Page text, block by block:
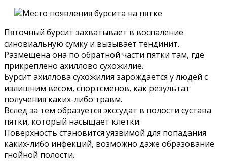
Пяточный бурсит захватывает в воспаление
синовиальную сумку и вызывает тендинит.
Размещена она по обратной части пятки там, где
прикреплено ахиллово сухожилие.
Бурсит ахиллова сухожилия зарождается у людей с
излишним весом, спортсменов, как результат
получения каких-либо травм.
Вслед за тем образуется экссудат в полости сустава
пятки, который насыщает клетки.
Поверхность становится уязвимой для попадания
каких-либо инфекций, возможно даже образование
гнойной полости.